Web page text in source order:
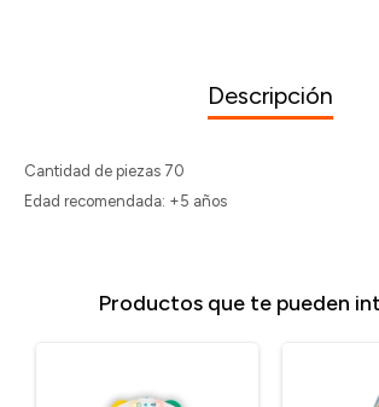
Descripción
Cantidad de piezas 70
Edad recomendada: +5 años
Productos que te pueden